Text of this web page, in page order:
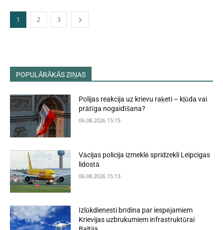
1 2 3
POPULĀRĀKĀS ZIŅAS
Polijas reakcija uz krievu raķeti – kļūda vai
prātīga nogaidīšana?
06.08.2026 15:15
Vācijas policija izmeklē spridzekli Leipcigas
lidostā
06.08.2026 15:13
Izlūkdienesti brīdina par iespējamiem
Krievijas uzbrukumiem infrastruktūrai